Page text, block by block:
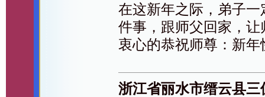
在这新年之际，弟子
件事，跟师父回家，
衷心的恭祝师尊：新年
浙江省丽水市缙云县